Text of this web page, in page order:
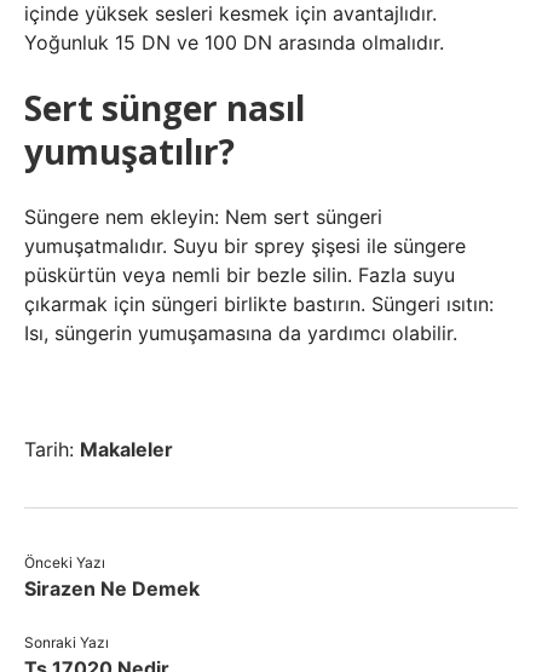
içinde yüksek sesleri kesmek için avantajlıdır.
Yoğunluk 15 DN ve 100 DN arasında olmalıdır.
Sert sünger nasıl
yumuşatılır?
Süngere nem ekleyin: Nem sert süngeri
yumuşatmalıdır. Suyu bir sprey şişesi ile süngere
püskürtün veya nemli bir bezle silin. Fazla suyu
çıkarmak için süngeri birlikte bastırın. Süngeri ısıtın:
Isı, süngerin yumuşamasına da yardımcı olabilir.
Tarih: Makaleler
Önceki Yazı
Sirazen Ne Demek
Sonraki Yazı